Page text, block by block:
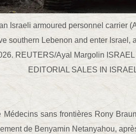
Israeli armoured personnel carrier
southern Lebenon and enter Israel,
REUTERS/Ayal Margolin
EDITORIAL SALES IN
Médecins sans frontières Rony
de Benyamin Netanyahou,